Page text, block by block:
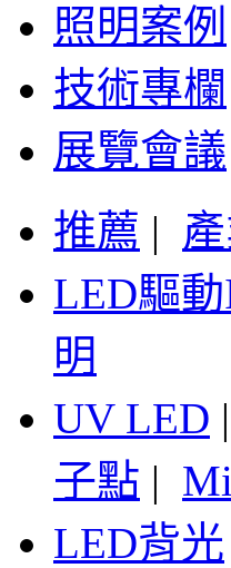
照明案例
技術專欄
展覽會議
推薦 |
LED驅
明
UV LED |
子點 |
LED背光